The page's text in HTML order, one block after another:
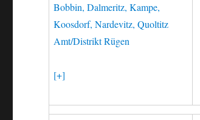
Bobbin, Dalmeritz, Kampe,
Koosdorf, Nardevitz, Quoltitz
Amt/Distrikt Rügen
[+]